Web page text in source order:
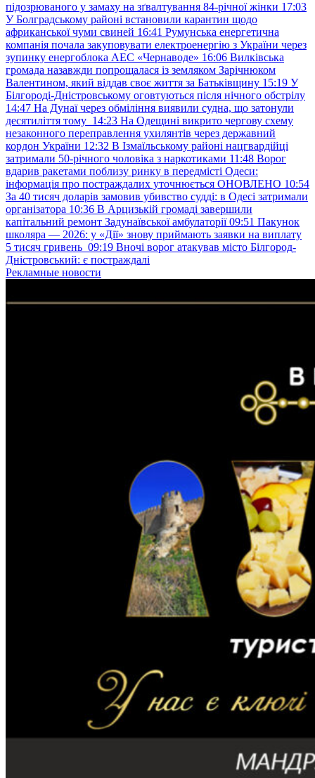
підозрюваного у замаху на зґвалтування 84-річної жінки 17:03
У Болградському районі встановили карантин щодо
африканської чуми свиней 16:41 Румунська енергетична
компанія почала закуповувати електроенергію з України через
зупинку енергоблока АЕС «Чернаводе» 16:06 Вилківська
громада назавжди попрощалася із земляком Зарічнюком
Валентином, який віддав своє життя за Батьківщину 15:19 У
Білгороді-Дністровському оговтуються після нічного обстрілу
14:47 На Дунаї через обміління виявили судна, що затонули
десятиліття тому 14:23 На Одещині викрито чергову схему
незаконного переправлення ухилянтів через державний
кордон України 12:32 В Ізмаїльському районі нацгвардійці
затримали 50-річного чоловіка з наркотиками 11:48 Ворог
вдарив ракетами поблизу ринку в передмісті Одеси:
інформація про постраждалих уточнюється ОНОВЛЕНО 10:54
За 40 тисяч доларів замовив убивство судді: в Одесі затримали
організатора 10:36 В Арцизькій громаді завершили
капітальний ремонт Задунаївської амбулаторії 09:51 Пакунок
школяра — 2026: у «Дії» знову приймають заявки на виплату
5 тисяч гривень 09:19 Вночі ворог атакував місто Білгород-
Дністровський: є постраждалі
Рекламные новости